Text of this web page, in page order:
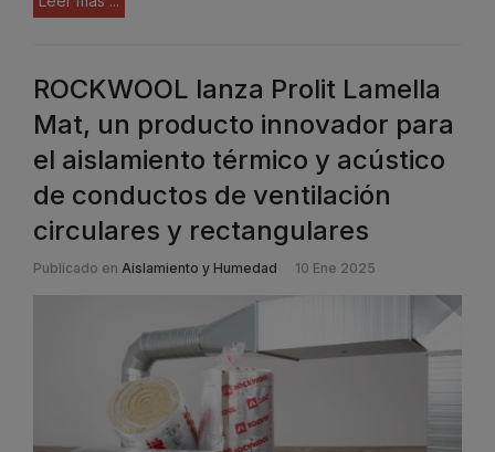
ROCKWOOL lanza Prolit Lamella
Mat, un producto innovador para
el aislamiento térmico y acústico
de conductos de ventilación
circulares y rectangulares
Publicado en Aislamiento y Humedad 10 Ene 2025